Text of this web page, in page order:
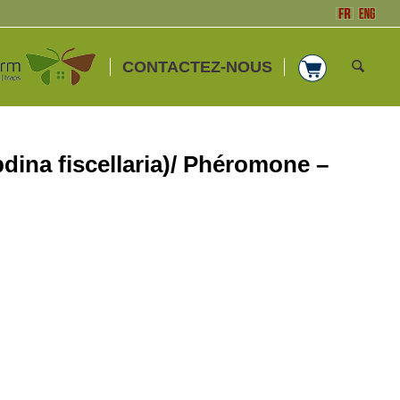
CONTACTEZ-NOUS
fiscellaria)/ Phéromone –